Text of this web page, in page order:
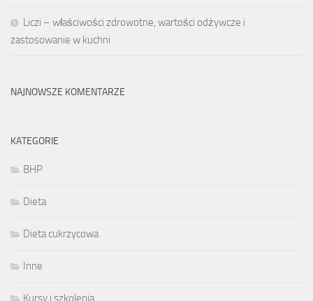
Liczi – właściwości zdrowotne, wartości odżywcze i
zastosowanie w kuchni
NAJNOWSZE KOMENTARZE
KATEGORIE
BHP
Dieta
Dieta cukrzycowa
Inne
Kursy i szkolenia